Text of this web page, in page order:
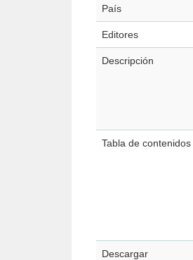
País
Editores
Descripción
Tabla de contenidos
Descargar